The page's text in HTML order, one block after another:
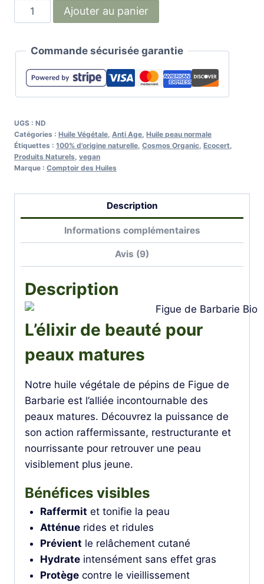
quantité
de
de
Figue
Bio
-
Raffermissante
Ajouter au panier
Commande sécurisée garantie
UGS : ND
Catégories : Huile Végétale, Anti Age, Huile peau normale
Étiquettes : 100% d'origine naturelle, Cosmos Organic, Ecocert,
Produits Naturels, vegan
Marque : Comptoir des Huiles
Description
Informations complémentaires
Avis (9)
Description
L’élixir de beauté pour
peaux matures
Notre huile végétale de pépins de Figue de
Barbarie est l’alliée incontournable des
peaux matures. Découvrez la puissance de
son action raffermissante, restructurante et
nourrissante pour retrouver une peau
visiblement plus jeune.
Bénéfices visibles
Raffermit et tonifie la peau
Atténuerides et ridules
Prévient le relâchement cutané
Hydrateintensément sans effet gras
Protègecontre le vieillissement